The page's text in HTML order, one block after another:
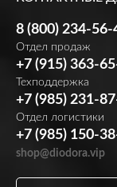
8 (800) 234-56-
Отдел продаж
+7 (915) 363-
Техподдержка
+7 (985) 231-
Отдел логистики
+7 (985) 150-
shop@diodora.vip